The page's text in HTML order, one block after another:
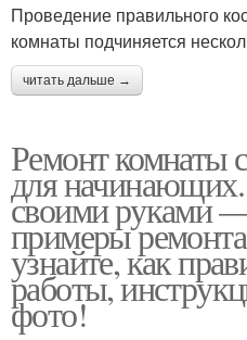
Проведение правильного
комнаты подчиняется
читать дальше →
Ремонт комнаты
для
своими руками
примеры
узнайте, как
работы,
фото!